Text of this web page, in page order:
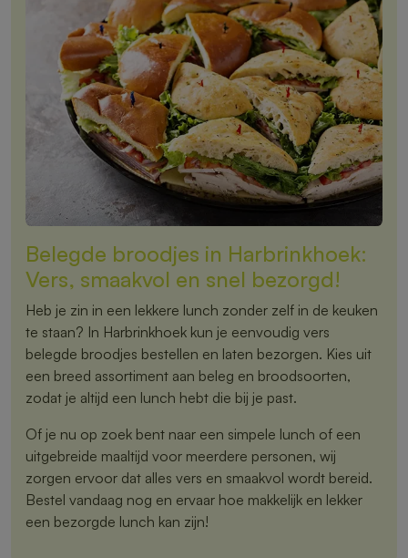
Belegde broodjes in Harbrinkhoek:
Vers, smaakvol en snel bezorgd!
Heb je zin in een lekkere lunch zonder zelf in de keuken
te staan? In Harbrinkhoek kun je eenvoudig vers
belegde broodjes bestellen en laten bezorgen. Kies uit
een breed assortiment aan beleg en broodsoorten,
zodat je altijd een lunch hebt die bij je past.
Of je nu op zoek bent naar een simpele lunch of een
uitgebreide maaltijd voor meerdere personen, wij
zorgen ervoor dat alles vers en smaakvol wordt bereid.
Bestel vandaag nog en ervaar hoe makkelijk en lekker
een bezorgde lunch kan zijn!